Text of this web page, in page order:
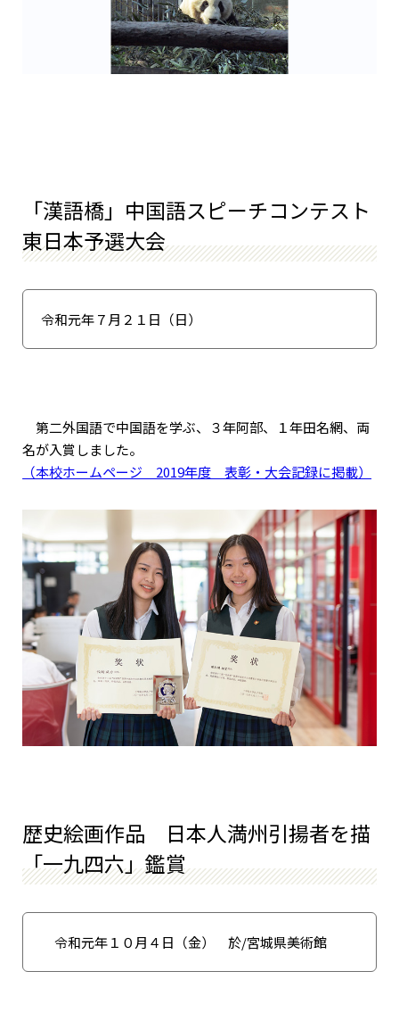
「漢語橋」中国語スピーチコンテスト
東日本予選大会
令和元年７月２１日（日）
第二外国語で中国語を学ぶ、３年阿部、１年田名網、両
名が入賞しました。
（本校ホームページ 2019年度 表彰・大会記録に掲載）
歴史絵画作品 日本人満州引揚者を描
「一九四六」鑑賞
令和元年１０月４日（金） 於/宮城県美術館